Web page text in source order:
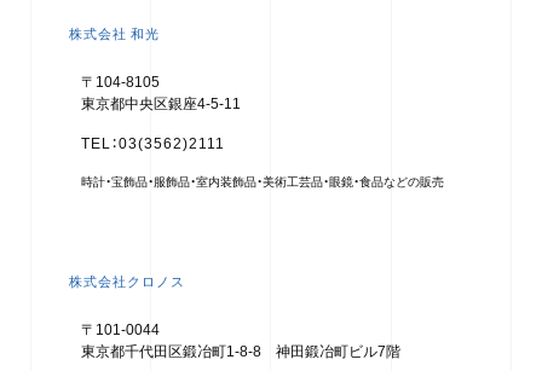
株式会社 和光
〒104-8105
東京都中央区銀座4-5-11
TEL：03(3562)2111
時計・宝飾品・服飾品・室内装飾品・美術工芸品・眼鏡・食品などの販売
株式会社クロノス
〒101-0044
東京都千代田区鍛冶町1-8-8 神田鍛冶町ビル7階